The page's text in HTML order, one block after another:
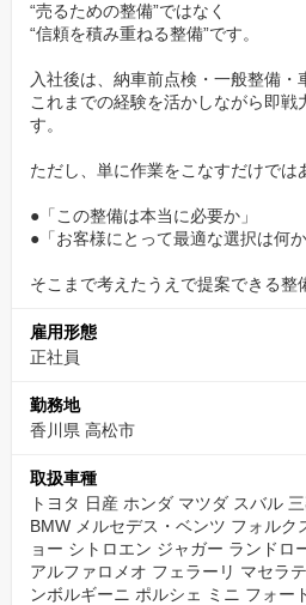
“売るための整備”ではなく
“信頼を積み重ねる整備”です。
入社後は、納車前点検・一般整備・
これまでの経験を活かしながら即戦
す。
ただし、単に作業をこなすだけでは
●「この整備は本当に必要か」
●「お客様にとって最適な選択は何か
そこまで考えたうえで提案できる整
雇用形態
正社員
勤務地
香川県 高松市
取扱車種
トヨタ 日産 ホンダ マツダ スバル
BMW メルセデス・ベンツ フォルク
ョー シトロエン ジャガー ランドロ
アルファロメオ フェラーリ マセラ
ンボルギーニ ポルシェ ミニ フォー